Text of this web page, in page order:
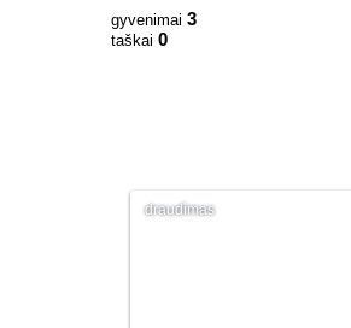
gyvenimai 3
taškai 0
draudìmas